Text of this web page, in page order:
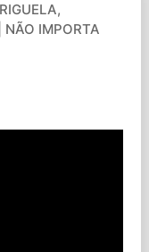
NÃO IMPORTA